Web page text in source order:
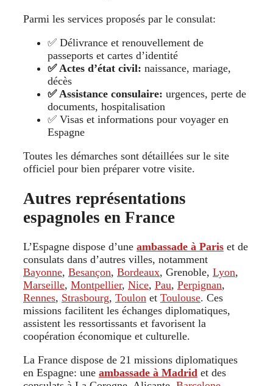
Parmi les services proposés par le consulat:
✅ Délivrance et renouvellement de
passeports et cartes d’identité
✅ Actes d’état civil: naissance, mariage,
décès
✅ Assistance consulaire: urgences, perte de
documents, hospitalisation
✅ Visas et informations pour voyager en
Espagne
Toutes les démarches sont détaillées sur le site
officiel pour bien préparer votre visite.
Autres représentations
espagnoles en France
L’Espagne dispose d’une ambassade à Paris et de
consulats dans d’autres villes, notamment
Bayonne, Besançon, Bordeaux, Grenoble, Lyon,
Marseille, Montpellier, Nice, Pau, Perpignan,
Rennes, Strasbourg, Toulon et Toulouse. Ces
missions facilitent les échanges diplomatiques,
assistent les ressortissants et favorisent la
coopération économique et culturelle.
La France dispose de 21 missions diplomatiques
en Espagne: une ambassade à Madrid et des